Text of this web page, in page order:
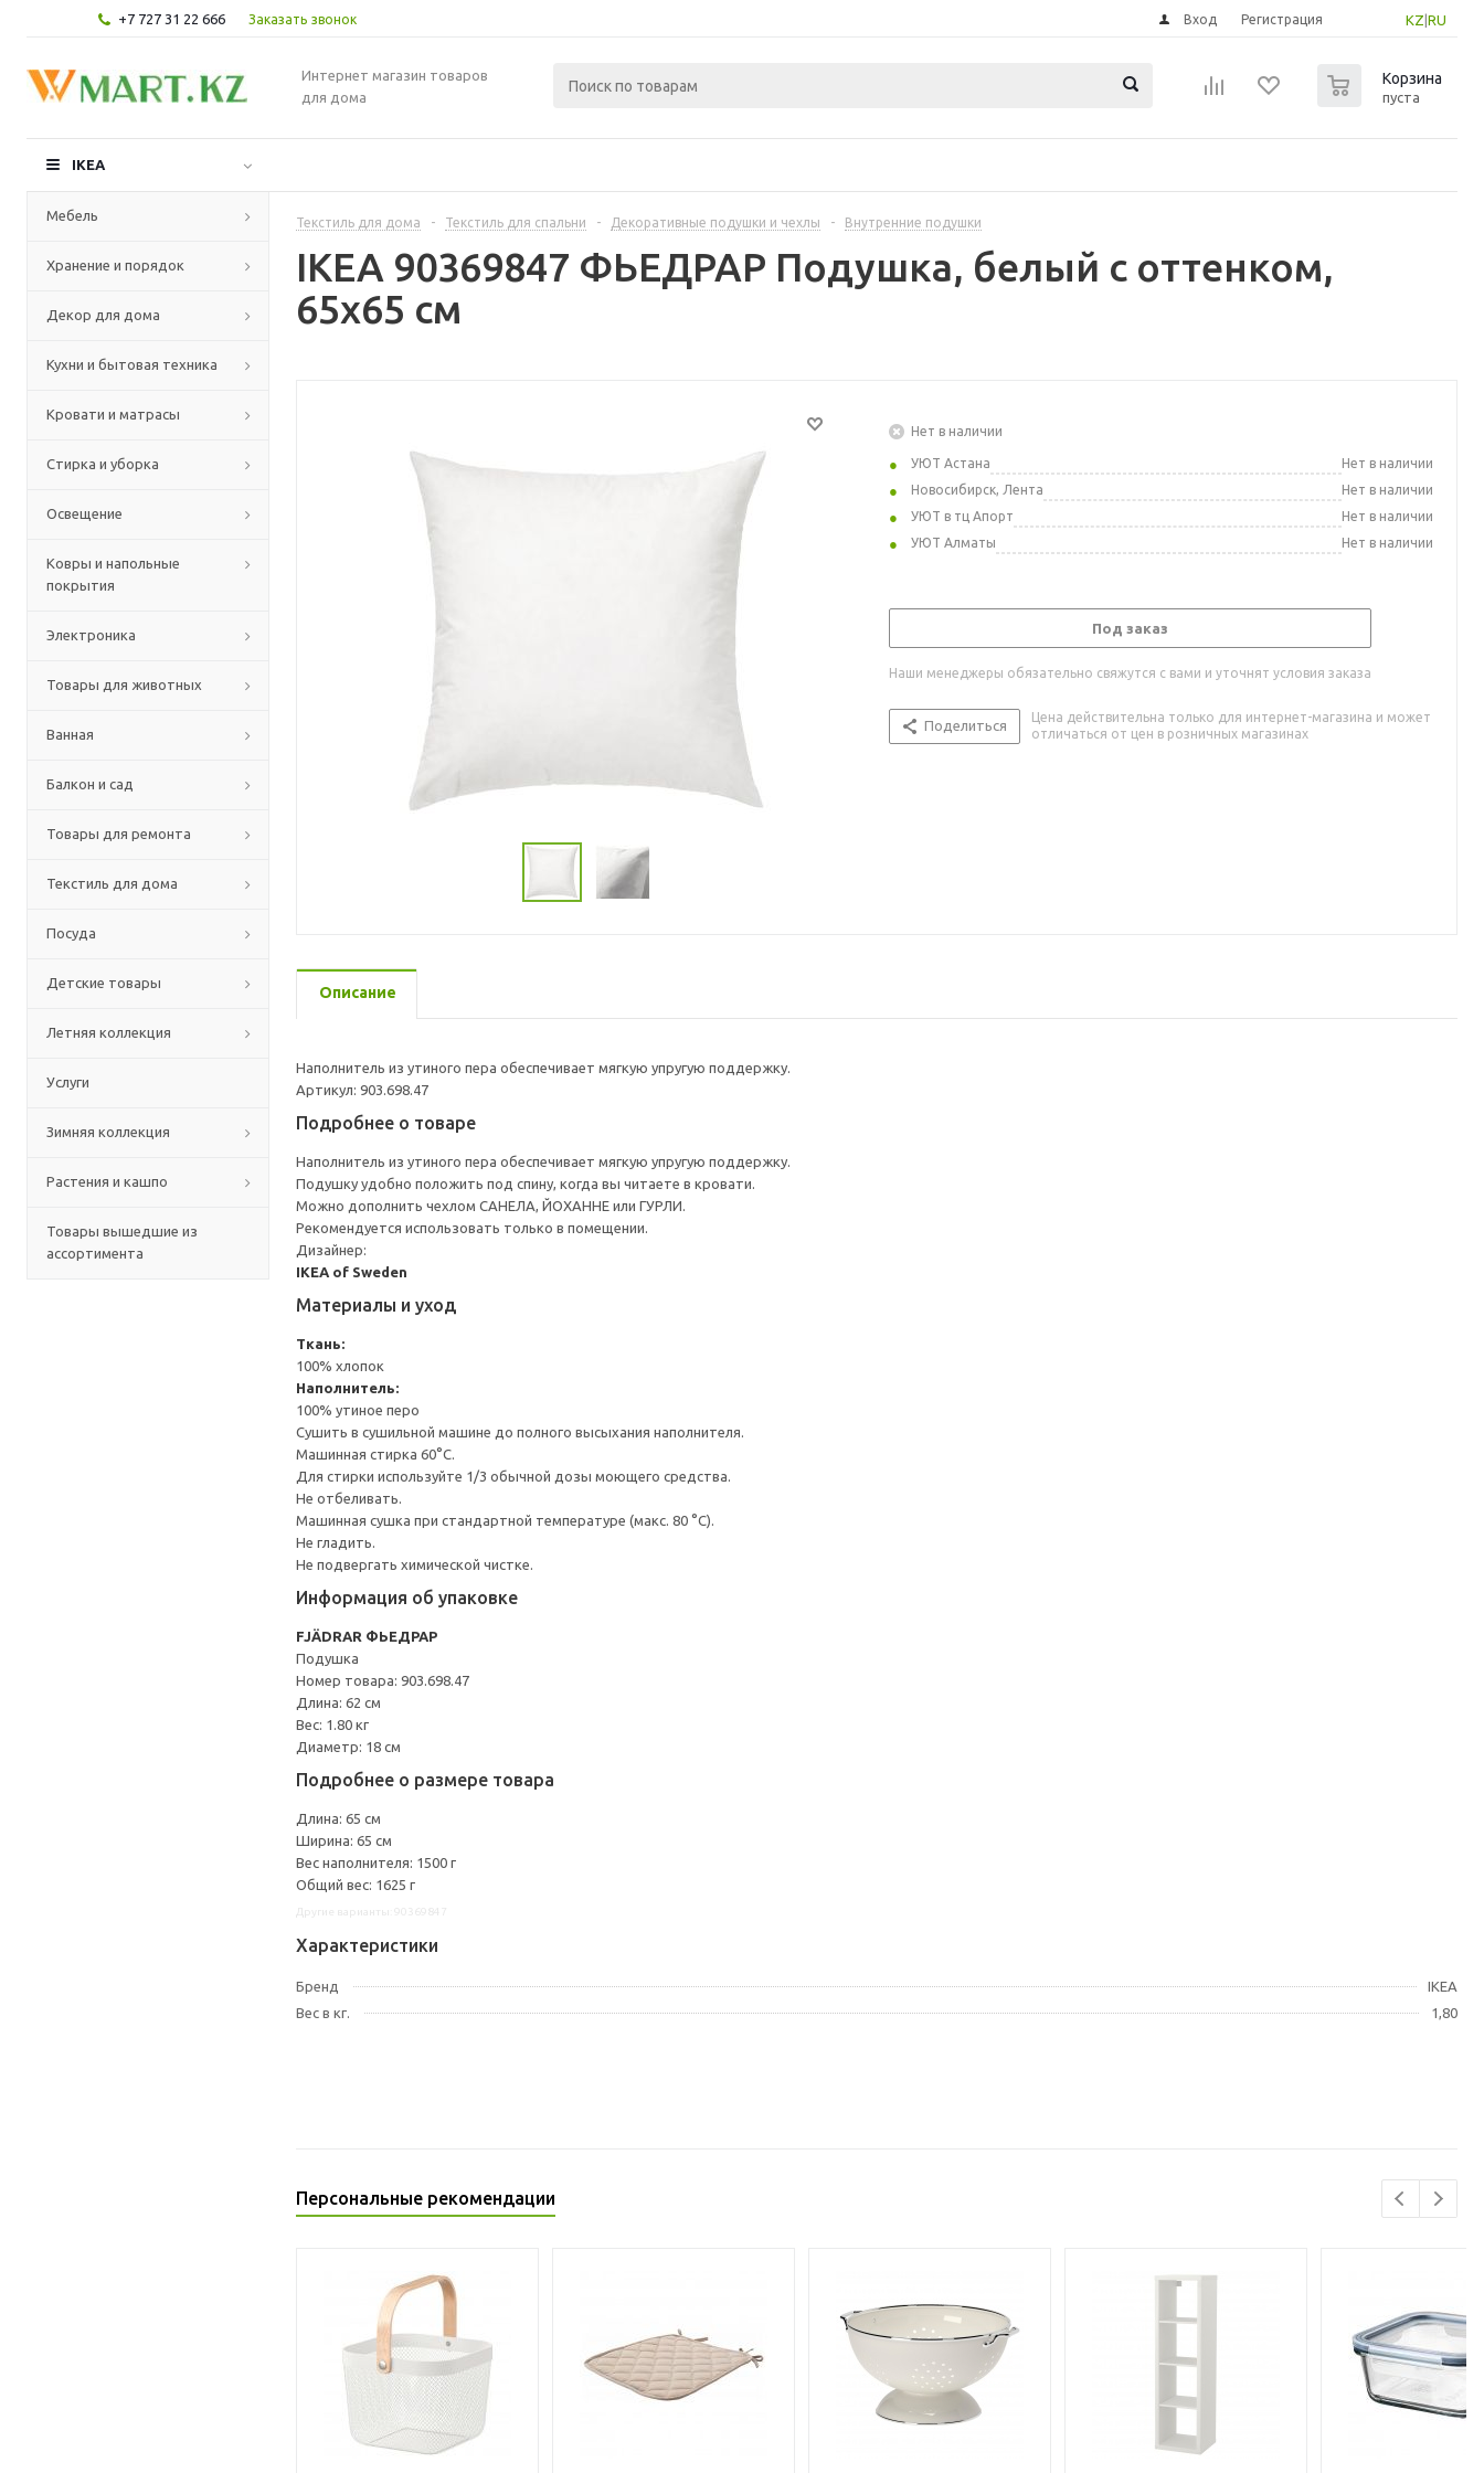
+7 727 31 22 666 Заказать звонок KZ RU
Вход Регистрация
Интернет магазин товаров
для дома
Корзина
пуста
IKEA
Мебель
Хранение и порядок
Декор для дома
Кухни и бытовая техника
Кровати и матрасы
Стирка и уборка
Освещение
Ковры и напольные
покрытия
Электроника
Товары для животных
Ванная
Балкон и сад
Товары для ремонта
Текстиль для дома
Посуда
Детские товары
Летняя коллекция
Услуги
Зимняя коллекция
Растения и кашпо
Товары вышедшие из
ассортимента
Текстиль для дома - Текстиль для спальни - Декоративные подушки и чехлы - Внутренние подушки
IKEA 90369847 ФЬЕДРАР Подушка, белый с оттенком,
65x65 см
Нет в наличии
УЮТ Астана
Нет в наличии
Новосибирск, Лента
Нет в наличии
УЮТ в тц Апорт
Нет в наличии
УЮТ Алматы
Нет в наличии
Под заказ
Наши менеджеры обязательно свяжутся с вами и уточнят условия заказа
Поделиться
Цена действительна только для интернет-магазина и может
отличаться от цен в розничных магазинах
Описание
Наполнитель из утиного пера обеспечивает мягкую упругую поддержку.
Артикул: 903.698.47
Подробнее о товаре
Наполнитель из утиного пера обеспечивает мягкую упругую поддержку.
Подушку удобно положить под спину, когда вы читаете в кровати.
Можно дополнить чехлом САНЕЛА, ЙОХАННЕ или ГУРЛИ.
Рекомендуется использовать только в помещении.
Дизайнер:
IKEA of Sweden
Материалы и уход
Ткань:
100% хлопок
Наполнитель:
100% утиное перо
Сушить в сушильной машине до полного высыхания наполнителя.
Машинная стирка 60°С.
Для стирки используйте 1/3 обычной дозы моющего средства.
Не отбеливать.
Машинная сушка при стандартной температуре (макс. 80 °C).
Не гладить.
Не подвергать химической чистке.
Информация об упаковке
FJÄDRAR ФЬЕДРАР
Подушка
Номер товара: 903.698.47
Длина: 62 см
Вес: 1.80 кг
Диаметр: 18 см
Подробнее о размере товара
Длина: 65 см
Ширина: 65 см
Вес наполнителя: 1500 г
Общий вес: 1625 г
Характеристики
Бренд
IKEA
Вес в кг.
1,80
Персональные рекомендации